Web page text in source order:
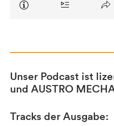
Unser Podcast ist
und AUSTRO
Tracks der Ausgabe: